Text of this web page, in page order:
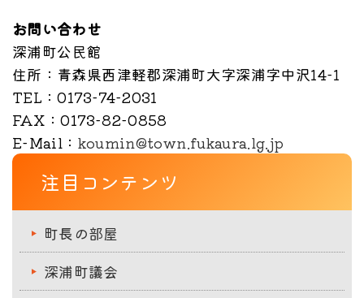
お問い合わせ
深浦町公民館
住所 ：青森県西津軽郡深浦町大字深浦字中沢14-1
TEL ：0173-74-2031
FAX ：0173-82-0858
E-Mail ： koumin@town.fukaura.lg.jp
注目コンテンツ
町長の部屋
深浦町議会